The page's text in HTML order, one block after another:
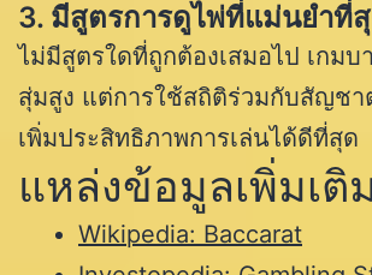
3. มีสูตรการดูไพ่ที่แม่นยำที่
ไม่มีสูตรใดที่ถูกต้องเสมอไป เกมบ
สุ่มสูง แต่การใช้สถิติร่วมกับสัญช
เพิ่มประสิทธิภาพการเล่นได้ดีที่สุด
แหล่งข้อมูลเพิ่มเติ
Wikipedia: Baccarat